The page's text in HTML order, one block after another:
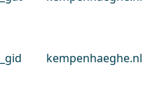
_gid kempenhaeghe.nl